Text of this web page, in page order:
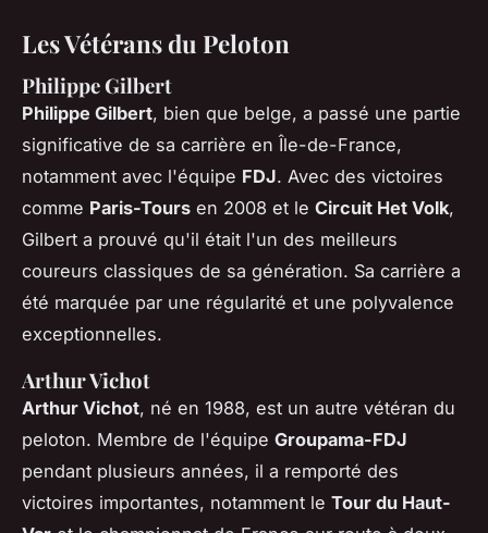
Les Vétérans du Peloton
Philippe Gilbert
Philippe Gilbert, bien que belge, a passé une partie
significative de sa carrière en Île-de-France,
notamment avec l'équipe FDJ. Avec des victoires
comme Paris-Tours en 2008 et le Circuit Het Volk,
Gilbert a prouvé qu'il était l'un des meilleurs
coureurs classiques de sa génération. Sa carrière a
été marquée par une régularité et une polyvalence
exceptionnelles.
Arthur Vichot
Arthur Vichot, né en 1988, est un autre vétéran du
peloton. Membre de l'équipe Groupama-FDJ
pendant plusieurs années, il a remporté des
victoires importantes, notamment le Tour du Haut-